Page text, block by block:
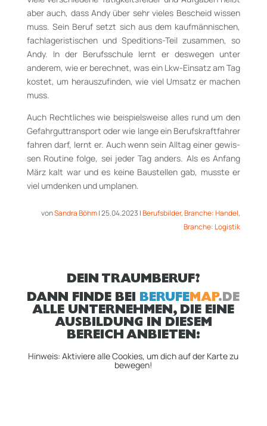
aber auch, dass Andy über sehr vie­les Bescheid wissen
muss. Sein Beruf setzt sich aus dem kaufmännischen,
fachla­ge­ris­tischen und Speditions-Teil zusammen, so
Andy. In der Berufsschule lernt er deswegen un­ter
anderem, wie er berechnet, was ein Lkw-Einsatz am Tag
kostet, um herauszufinden, wie viel Umsatz er machen
muss.
Auch Rechtliches wie beispielsweise alles rund um den
Ge­fahr­guttransport oder wie lange ein Berufskraftfahrer
fahren darf, lernt er. Auch wenn sein Alltag einer gewis­
sen Routine folge, sei jeder Tag anders. Als es Anfang
März kalt war und es keine Baustellen gab, musste er
viel umdenken und umplanen.
vonSandra Böhm|25.04.2023 |Berufsbilder,Branche: Handel,
Branche: Logistik
DEIN TRAUMBERUF?
DANN FINDE BEI BERUFEMAP.DE
ALLE UNTERNEHMEN, DIE EINE
AUSBILDUNG IN DIESEM
BEREICH ANBIETEN:
Hinweis: Aktiviere alle Cookies, um dich auf der Karte zu
bewegen!